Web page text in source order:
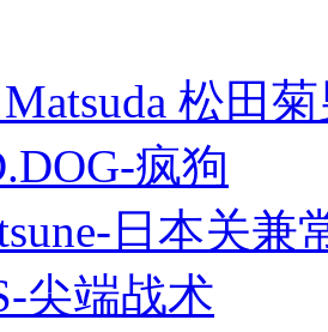
松田
疯狗
日本关兼
尖端战术